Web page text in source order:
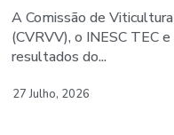
A Comissão de
(CVRVV), o INESC TEC
resultados do...
27 Julho, 2026